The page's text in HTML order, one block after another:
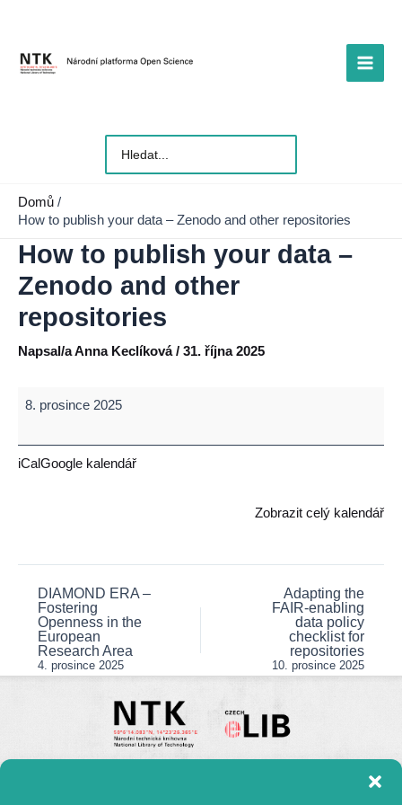
obsah
Main
pro:
Domů
How to publish your data – Zenodo and other repositories
How to publish your data –
Zenodo and other
repositories
Napsal/aAnna Keclíková/ 31. října 2025
How
your
other
repositories
8. prosince 2025
iCalGoogle kalendář
Zobrazit celý kalendář
Post
navigation
DIAMOND ERA –
Fostering
Openness in the
European
Research Area
4. prosince 2025
Adapting the
FAIR-enabling
data policy
checklist for
repositories
10. prosince 2025